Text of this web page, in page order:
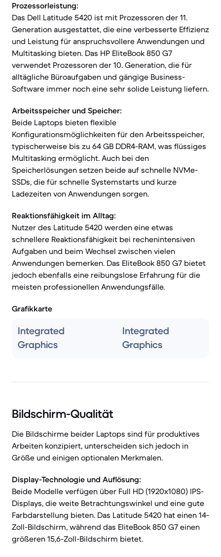
Prozessorleistung:
Das Dell Latitude 5420 ist mit Prozessoren der 11.
Generation ausgestattet, die eine verbesserte Effizienz
und Leistung für anspruchsvollere Anwendungen und
Multitasking bieten. Das HP EliteBook 850 G7
verwendet Prozessoren der 10. Generation, die für
alltägliche Büroaufgaben und gängige Business-
Software immer noch eine sehr solide Leistung liefern.
Arbeitsspeicher und Speicher:
Beide Laptops bieten flexible
Konfigurationsmöglichkeiten für den Arbeitsspeicher,
typischerweise bis zu 64 GB DDR4-RAM, was flüssiges
Multitasking ermöglicht. Auch bei den
Speicherlösungen setzen beide auf schnelle NVMe-
SSDs, die für schnelle Systemstarts und kurze
Ladezeiten von Anwendungen sorgen.
Reaktionsfähigkeit im Alltag:
Nutzer des Latitude 5420 werden eine etwas
schnellere Reaktionsfähigkeit bei rechenintensiven
Aufgaben und beim Wechsel zwischen vielen
Anwendungen bemerken. Das EliteBook 850 G7 bietet
jedoch ebenfalls eine reibungslose Erfahrung für die
meisten professionellen Anwendungsfälle.
Grafikkarte
Integrated
Graphics
Integrated
Graphics
Bildschirm-Qualität
Die Bildschirme beider Laptops sind für produktives
Arbeiten konzipiert, unterscheiden sich jedoch in
Größe und einigen optionalen Merkmalen.
Display-Technologie und Auflösung:
Beide Modelle verfügen über Full HD (1920x1080) IPS-
Displays, die weite Betrachtungswinkel und eine gute
Farbdarstellung bieten. Das Latitude 5420 hat einen 14-
Zoll-Bildschirm, während das EliteBook 850 G7 einen
größeren 15,6-Zoll-Bildschirm bietet.